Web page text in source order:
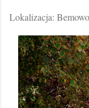
Lokalizacja: Bemowo